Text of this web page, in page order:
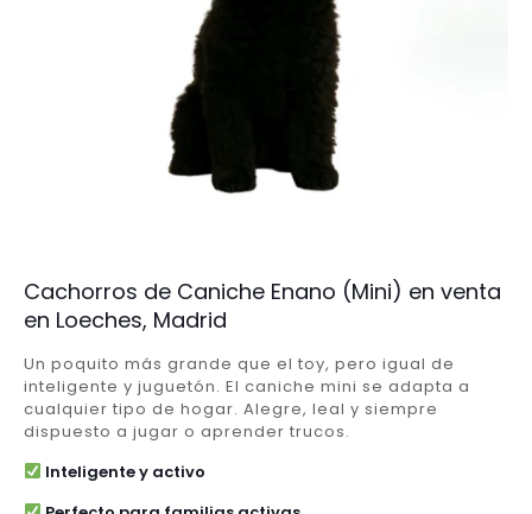
Cachorros de Caniche Enano (Mini) en venta
en Loeches, Madrid
Un poquito más grande que el toy, pero igual de
inteligente y juguetón. El caniche mini se adapta a
cualquier tipo de hogar. Alegre, leal y siempre
dispuesto a jugar o aprender trucos.
Inteligente y activo